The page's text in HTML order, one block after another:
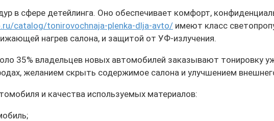
в сфере детейлинга. Оно обеспечивает комфорт,
catalog/tonirovochnaja-plenka-dlja-avto/ имеют класс
нагрев салона, и защитой от УФ-излучения.
35% владельцев новых автомобилей заказывают тонировку
желанием скрыть содержимое салона и улучшением
и качества используемых материалов: